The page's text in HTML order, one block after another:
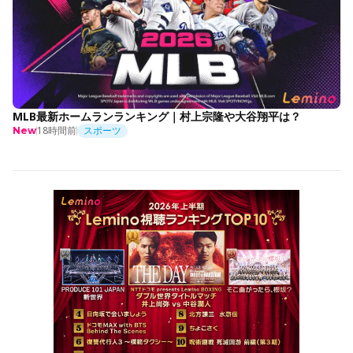
MLB最新ホームランランキング｜村上宗隆や大谷翔平は？
New18時間前 スポーツ